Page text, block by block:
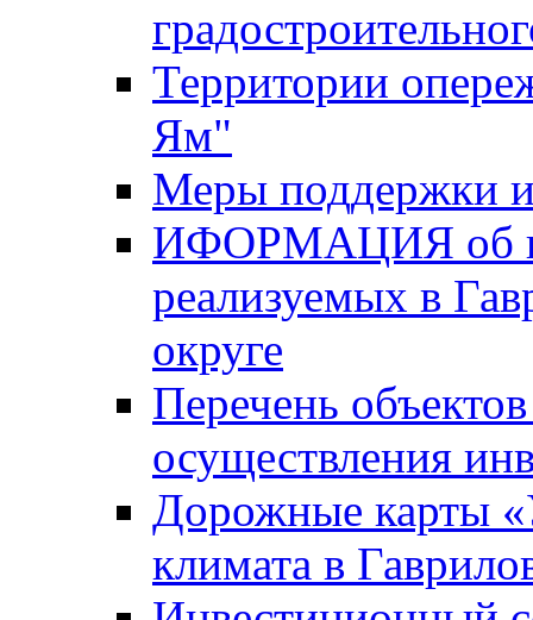
Территории
Ям"
Меры поддержки
ИФОРМАЦИЯ об
реализуемых в
округе
Перечень
осуществления
Дорожные карты
климата в